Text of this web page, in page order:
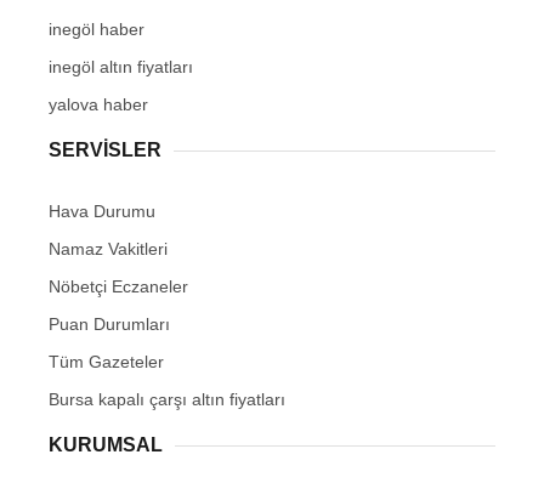
inegöl haber
inegöl altın fiyatları
yalova haber
SERVİSLER
Hava Durumu
Namaz Vakitleri
Nöbetçi Eczaneler
Puan Durumları
Tüm Gazeteler
Bursa kapalı çarşı altın fiyatları
KURUMSAL